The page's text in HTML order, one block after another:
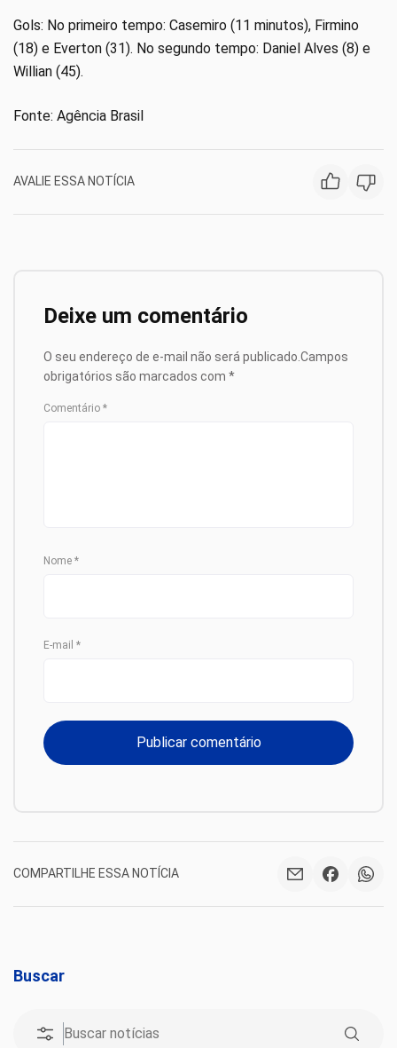
Gols: No primeiro tempo: Casemiro (11 minutos), Firmino
(18) e Everton (31). No segundo tempo: Daniel Alves (8) e
Willian (45).
Fonte: Agência Brasil
AVALIE ESSA NOTÍCIA
Deixe um comentário
O seu endereço de e-mail não será publicado. Campos
obrigatórios são marcados com *
Comentário *
Nome *
E-mail *
COMPARTILHE ESSA NOTÍCIA
Buscar